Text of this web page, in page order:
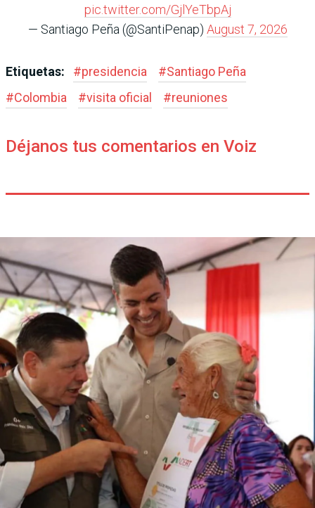
pic.twitter.com/GjlYeTbpAj
— Santiago Peña (@SantiPenap) August 7, 2026
Etiquetas: #presidencia #Santiago Peña
#Colombia #visita oficial #reuniones
Déjanos tus comentarios en Voiz